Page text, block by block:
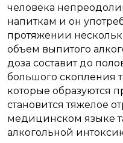
человека
напиткам и он
протяжении
объем выпитого
доза составит до
большого скопления
которые образуются
становится тяжелое
медицинском языке
алкогольной